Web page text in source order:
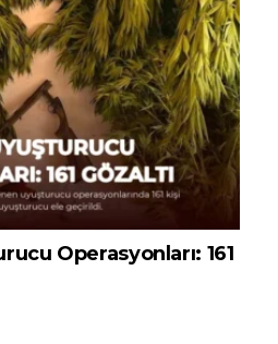
Operasyonları: 161